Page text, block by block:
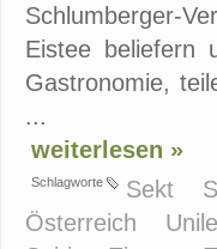
Schlumberger-
Eistee beliefern
Gastronomie,
...
weiterlesen »
Schlagworte Sekt
Österreich